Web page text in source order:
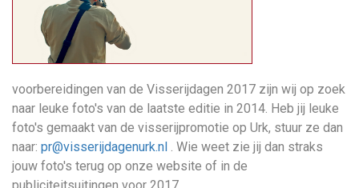
voorbereidingen van de Visserijdagen 2017 zijn wij op zoek
naar leuke foto's van de laatste editie in 2014. Heb jij leuke
foto's gemaakt van de visserijpromotie op Urk, stuur ze dan
naar: pr@visserijdagenurk.nl . Wie weet zie jij dan straks
jouw foto's terug op onze website of in de